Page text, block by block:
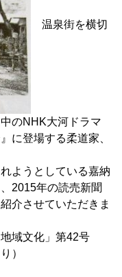
温泉街を横切
のNHK大河ドラマ
に登場する柔道家、
ようとしている嘉納
2015年の読売新聞
介させていただきま
地域文化」第42号
）